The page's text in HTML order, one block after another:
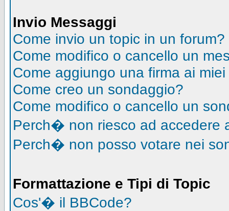
Invio Messaggi
Come invio un topic in un forum?
Come modifico o cancello un
Come aggiungo una firma ai
Come creo un sondaggio?
Come modifico o cancello un
Perch� non riesco ad accedere
Perch� non posso votare nei
Formattazione e Tipi di Topic
Cos'� il BBCode?